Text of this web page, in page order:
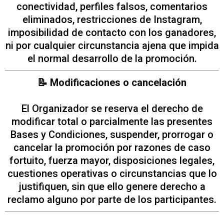
conectividad, perfiles falsos, comentarios
eliminados, restricciones de Instagram,
imposibilidad de contacto con los ganadores,
ni por cualquier circunstancia ajena que impida
el normal desarrollo de la promoción.
📝 Modificaciones o cancelación
El Organizador se reserva el derecho de
modificar total o parcialmente las presentes
Bases y Condiciones, suspender, prorrogar o
cancelar la promoción por razones de caso
fortuito, fuerza mayor, disposiciones legales,
cuestiones operativas o circunstancias que lo
justifiquen, sin que ello genere derecho a
reclamo alguno por parte de los participantes.